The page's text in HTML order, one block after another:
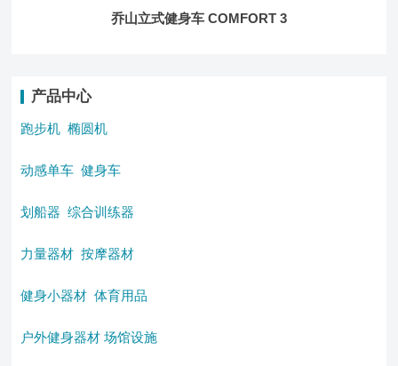
乔山立式健身车 COMFORT 3
产品中心
跑步机 椭圆机
动感单车 健身车
划船器 综合训练器
力量器材 按摩器材
健身小器材 体育用品
户外健身器材 场馆设施